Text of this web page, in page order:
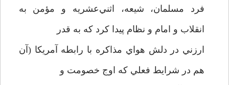
فرد مسلمان، شيعه، اثني‌عشريه و مؤمن به
انقلاب و امام و نظام پيدا كرد كه به قدر
ارزني در دلش هواي مذاكره با رابطه آمريكا (آن
هم در شرايط فعلي كه اوج خصومت و